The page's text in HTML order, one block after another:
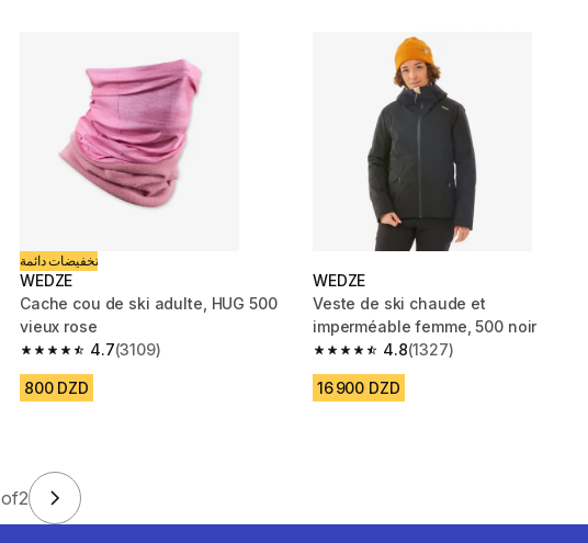
تخفيضات دائمة
WEDZE
Cache cou de ski adulte, HUG 500
vieux rose
4.7
4.7 out of 5 stars from 3109 reviews
(3109)
800 DZD
WEDZE
Veste de ski chaude et
imperméable femme, 500 noir
4.8
4.8 out of 5 stars from 1327 reviews
(1327)
16 900 DZD
of2